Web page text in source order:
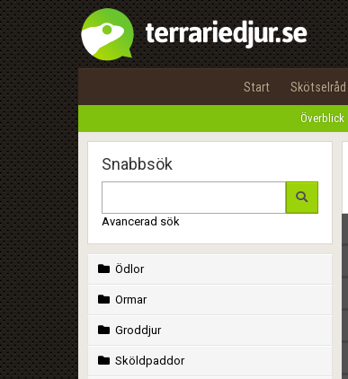
Start Skötselråd
Överblick
Snabbsök
Avancerad sök
Ödlor
Ormar
Groddjur
Sköldpaddor